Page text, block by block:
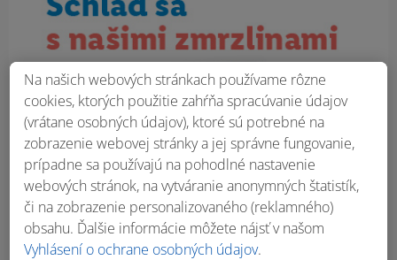
Na našich webových stránkach používame rôzne
cookies, ktorých použitie zahŕňa spracúvanie údajov
(vrátane osobných údajov), ktoré sú potrebné na
zobrazenie webovej stránky a jej správne fungovanie,
prípadne sa používajú na pohodlné nastavenie
webových stránok, na vytváranie anonymných štatistík,
či na zobrazenie personalizovaného (reklamného)
obsahu. Ďalšie informácie môžete nájsť v našom
Vyhlásení o ochrane osobných údajov.